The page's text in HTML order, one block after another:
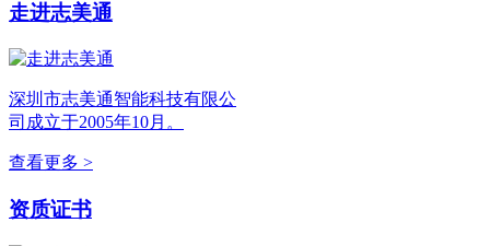
走进志美通
深圳市志美通智能科技有限公
司成立于2005年10月。
查看更多 >
资质证书